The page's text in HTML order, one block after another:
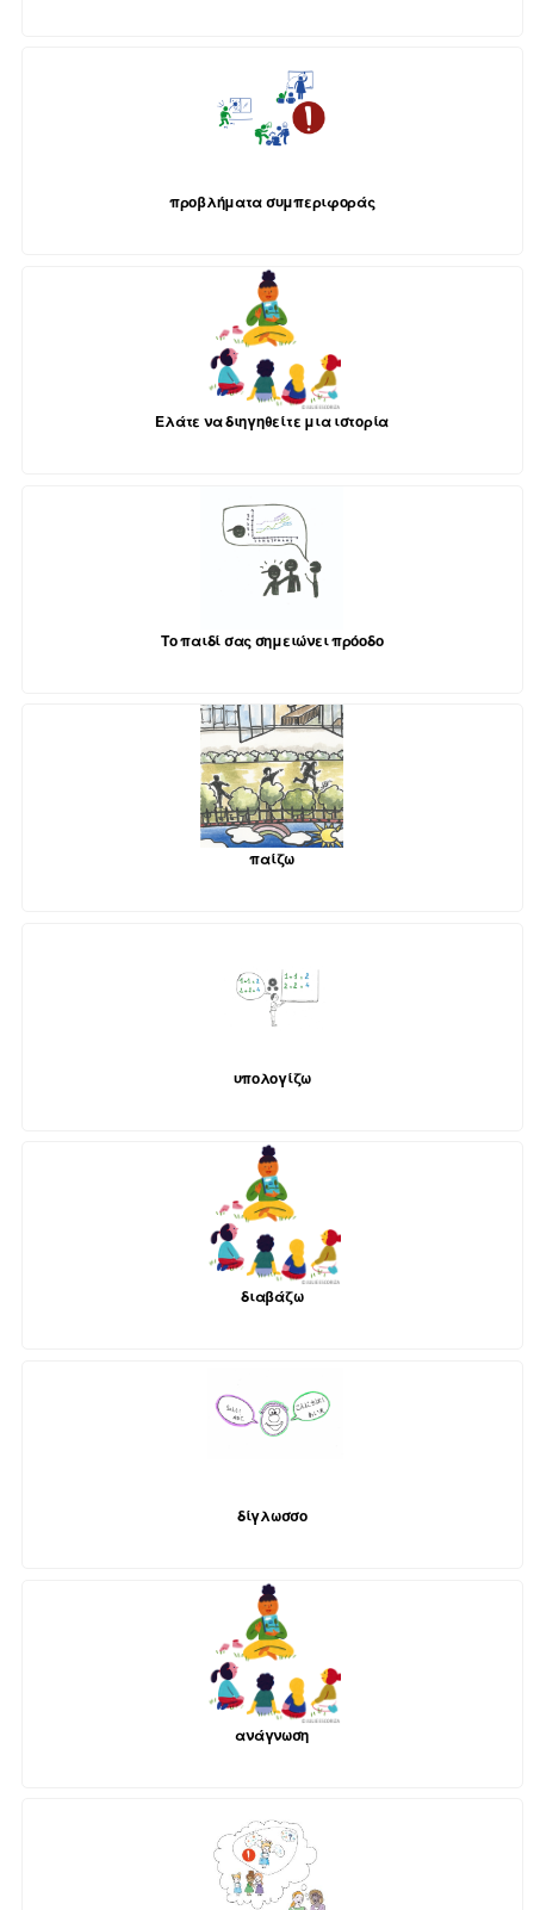
προβλήματα συμπεριφοράς
Ελάτε να διηγηθείτε μια ιστορία
Το παιδί σας σημειώνει πρόοδο
παίζω
υπολογίζω
διαβάζω
δίγλωσσο
ανάγνωση